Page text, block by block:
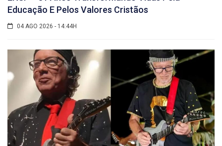
Educação E Pelos Valores Cristãos
04 AGO 2026 - 14:44H